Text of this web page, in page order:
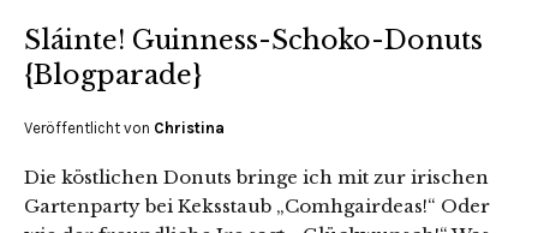
Sláinte! Guinness-Schoko-Donuts
{Blogparade}
Veröffentlicht von Christina
Die köstlichen Donuts bringe ich mit zur irischen
Gartenparty bei Keksstaub „Comhgairdeas!“ Oder